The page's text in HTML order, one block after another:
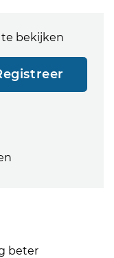
beter
te bekijken